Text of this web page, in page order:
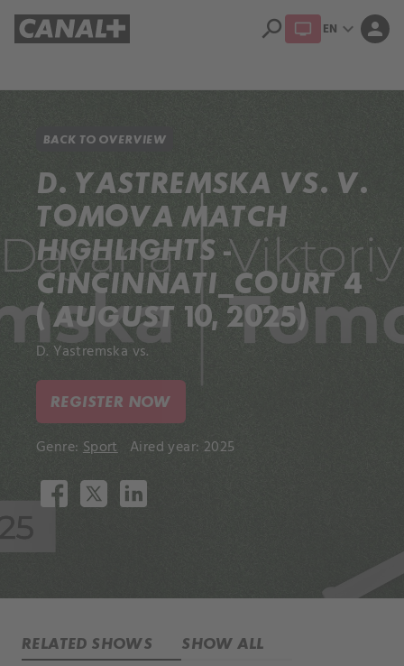
search EN expand_more person
BACK TO OVERVIEW
D. YASTREMSKA VS. V.
TOMOVA MATCH
HIGHLIGHTS -
CINCINNATI_COURT 4
( AUGUST 10, 2025)
D. Yastremska vs.
REGISTER NOW
Genre: Sport Aired year: 2025
RELATED SHOWS SHOW ALL